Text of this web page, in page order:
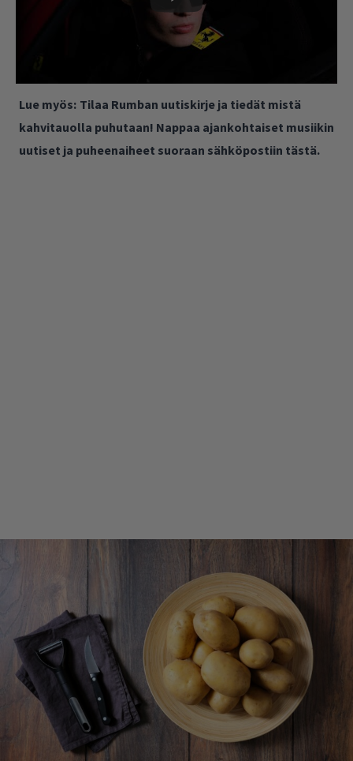
Lue myös: Tilaa Rumban uutiskirje ja tiedät mistä
kahvitauolla puhutaan! Nappaa ajankohtaiset musiikin
uutiset ja puheenaiheet suoraan sähköpostiin tästä.